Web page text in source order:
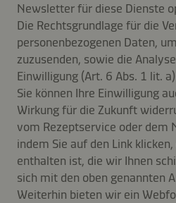
Newsletter für diese Dienste
Die Rechtsgrundlage für die
personenbezogenen Daten,
zuzusenden, sowie die
Einwilligung (Art. 6 Abs. 1 lit. a)
Sie können Ihre Einwilligung
Wirkung für die Zukunft
vom Rezeptservice oder dem
indem Sie auf den Link
enthalten ist, die wir Ihnen
sich mit den oben genannten
Weiterhin bieten wir ein